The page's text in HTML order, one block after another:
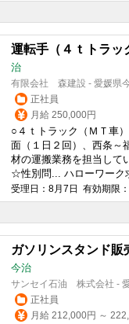
運転手（４ｔトラ
治
有限会社 森建設 - 愛媛県
正社員
月給 250,000円
○４ｔトラック（ＭＴ車
面（１日２回）、西条
材の運搬業務を担当して
☆性別問... ハローワーク
受理日：8月7日 有効期限
ガソリンスタンド
今治
サンセイ石油 株式会社 -
正社員
月給 212,000円 ～